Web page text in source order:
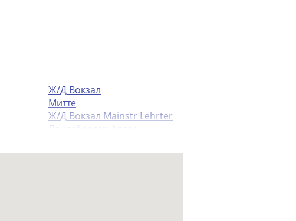
Ж/Д Вокзал
Митте
Ж/Д Вокзал Mainstr Lehrter
Ландсбергер Аллее
Марцан